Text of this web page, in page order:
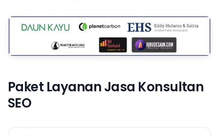
Paket Layanan Jasa Konsultan
SEO